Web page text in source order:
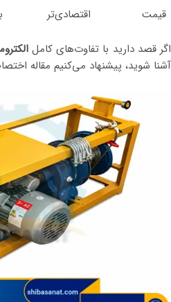
قیمت اقتصادی‌تر
اگر قصد دارید با تفاوت‌های کامل
آشنا شوید، پیشنهاد می‌کنیم مقاله